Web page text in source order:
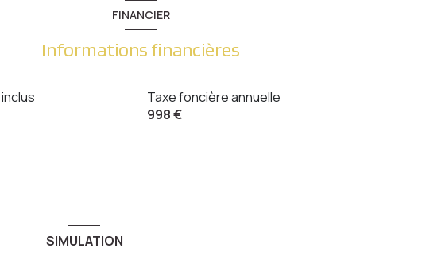
3 étage(s)
FINANCIER
Informations financières
Taxe foncière annuelle
998 €
SIMULATION